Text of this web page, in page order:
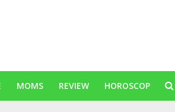
MOMS REVIEW HOROSCOP